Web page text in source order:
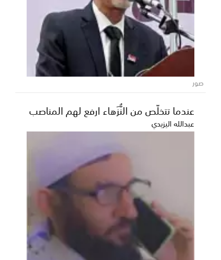
صور
عندما تتخلّص من النُّزَهاء ارفع لهم المناصب
عبدالله اليزيدي